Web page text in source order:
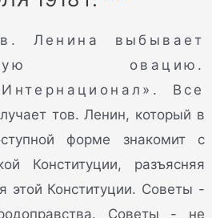
Ленина выбывает
овацию.
Все
тов. Ленин, который в
форме знакомит с
Конституции, разъясняя
этой Конституции. Советы -
Советы - не